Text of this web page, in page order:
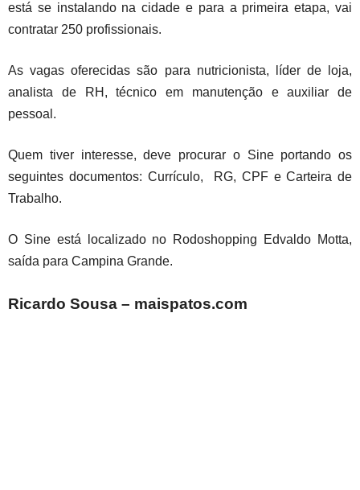
está se instalando na cidade e para a primeira etapa, vai
contratar 250 profissionais.
As vagas oferecidas são para nutricionista, líder de loja,
analista de RH, técnico em manutenção e auxiliar de
pessoal.
Quem tiver interesse, deve procurar o Sine portando os
seguintes documentos: Currículo, RG, CPF e Carteira de
Trabalho.
O Sine está localizado no Rodoshopping Edvaldo Motta,
saída para Campina Grande.
Ricardo Sousa – maispatos.com